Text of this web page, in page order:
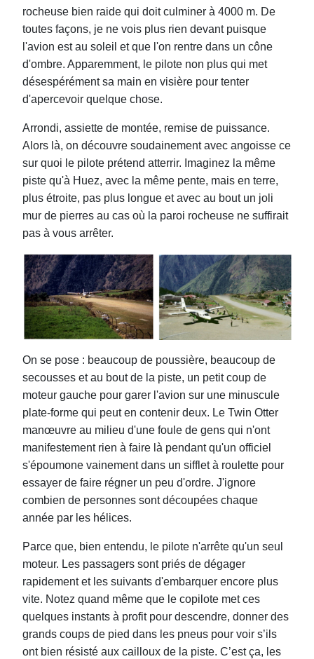
rocheuse bien raide qui doit culminer à 4000 m. De
toutes façons, je ne vois plus rien devant puisque
l'avion est au soleil et que l'on rentre dans un cône
d'ombre. Apparemment, le pilote non plus qui met
désespérément sa main en visière pour tenter
d'apercevoir quelque chose.
Arrondi, assiette de montée, remise de puissance.
Alors là, on découvre soudainement avec angoisse ce
sur quoi le pilote prétend atterrir. Imaginez la même
piste qu'à Huez, avec la même pente, mais en terre,
plus étroite, pas plus longue et avec au bout un joli
mur de pierres au cas où la paroi rocheuse ne suffirait
pas à vous arrêter.
On se pose : beaucoup de poussière, beaucoup de
secousses et au bout de la piste, un petit coup de
moteur gauche pour garer l'avion sur une minuscule
plate-forme qui peut en contenir deux. Le Twin Otter
manœuvre au milieu d'une foule de gens qui n'ont
manifestement rien à faire là pendant qu'un officiel
s'époumone vainement dans un sifflet à roulette pour
essayer de faire régner un peu d'ordre. J'ignore
combien de personnes sont découpées chaque
année par les hélices.
Parce que, bien entendu, le pilote n'arrête qu'un seul
moteur. Les passagers sont priés de dégager
rapidement et les suivants d'embarquer encore plus
vite. Notez quand même que le copilote met ces
quelques instants à profit pour descendre, donner des
grands coups de pied dans les pneus pour voir s’ils
ont bien résisté aux cailloux de la piste. C’est ça, les